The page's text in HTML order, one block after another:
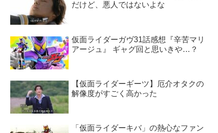
だけど、悪人ではないよな
仮面ライダーガヴ31話感想『辛苦マリ
アージュ』 ギャグ回と思いきや…？
【仮面ライダーギーツ】厄介オタクの
解像度がすごく高かった
「仮面ライダーキバ」の熱心なファン